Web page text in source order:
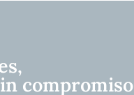
compromiso